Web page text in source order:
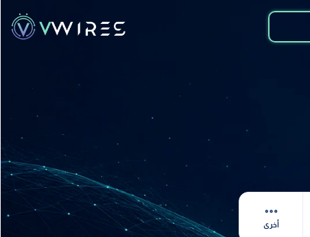
أخرى